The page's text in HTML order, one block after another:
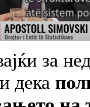
за
дека